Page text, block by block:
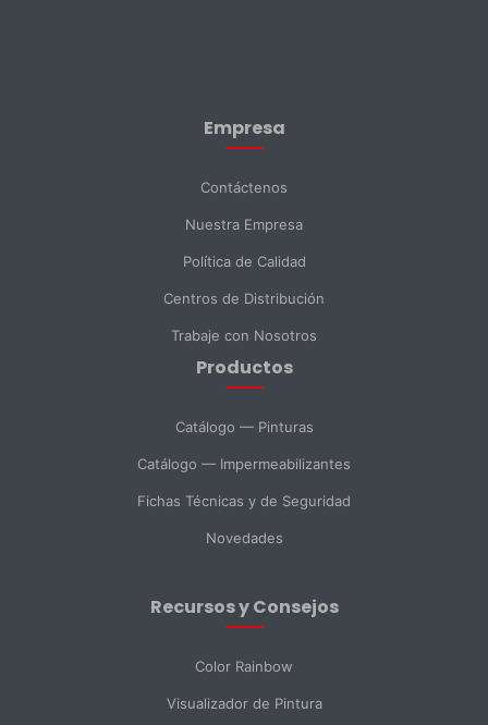
Empresa
Contáctenos
Nuestra Empresa
Política de Calidad
Centros de Distribución
Trabaje con Nosotros
Productos
Catálogo — Pinturas
Catálogo — Impermeabilizantes
Fichas Técnicas y de Seguridad
Novedades
Recursos y Consejos
Color Rainbow
Visualizador de Pintura